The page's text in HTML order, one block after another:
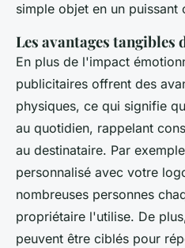
simple objet en un
Les avantages
En plus de l'impact
publicitaires offrent des
physiques, ce qui signifie
au quotidien, rappelant
au destinataire. Par
personnalisé avec votre
nombreuses personnes
propriétaire l'utilise. De
peuvent être ciblés pour